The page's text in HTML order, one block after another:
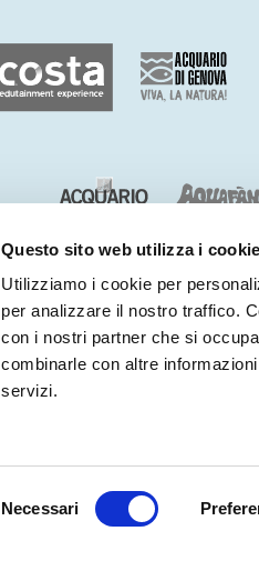
Questo sito web utilizza i cookie
Utilizziamo i cookie per
per analizzare il nostro traffico.
con i nostri partner che si
combinarle con altre
servizi.
Necessari
Acquista ora
e risparmia con i biglietti